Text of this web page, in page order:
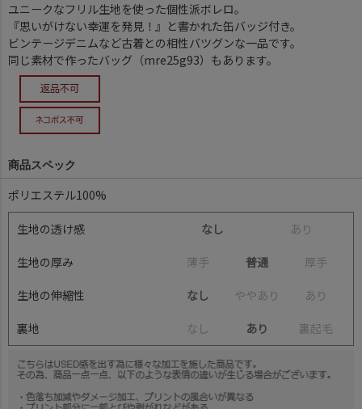
ユニークなフリル生地を使った個性派ボレロ。
『思いがけない幸運を発見！』と書かれた缶バッジ付き。
ビンテージデニムなど古着との相性バツグンな一品です。
同じ素材で作ったバッグ（mre25g93）もあります。
商品スペック
ポリエステル100%
生地の透け感 なし あ り
生地の厚み 薄手 普通 厚手
生地の伸縮性 なし ややあ り あ り
裏地 な し あり 裏起毛